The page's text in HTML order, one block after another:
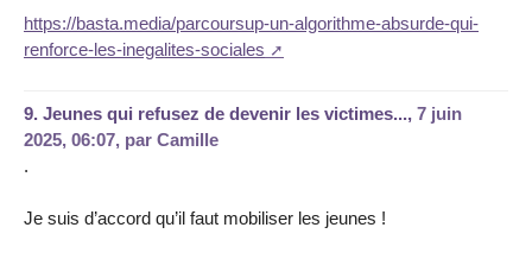
https://basta.media/parcoursup-un-algorithme-absurde-qui-
renforce-les-inegalites-sociales
9. Jeunes qui refusez de devenir les victimes..., 7 juin
2025, 06:07, par Camille
.
Je suis d’accord qu’il faut mobiliser les jeunes !